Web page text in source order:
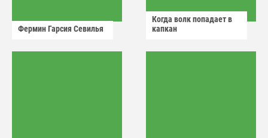
Фермин Гарсия Севилья
Когда волк попадает в
капкан